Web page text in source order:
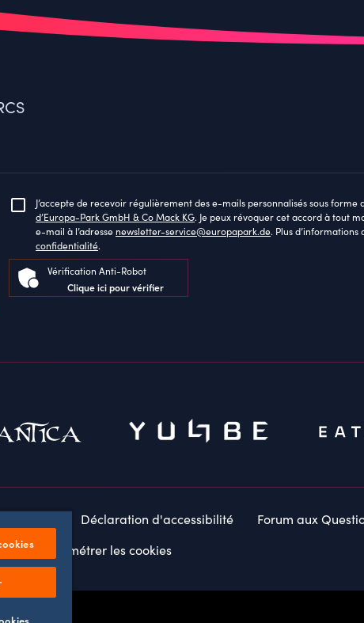
J’accepte de recevoir régulièrement des e-mails personnalisés sous
d’Europa-Park GmbH & Co Mack KG. Je peux révoquer cet accord à tout
e-mail à l’adresse newsletter-service@europapark.de. Plus d’informations
confidentialité.
Vérification Anti-Robot
Clique ici pour vérifier
Déclaration d'accessibilité
Forum aux
Paramétrer les cookies